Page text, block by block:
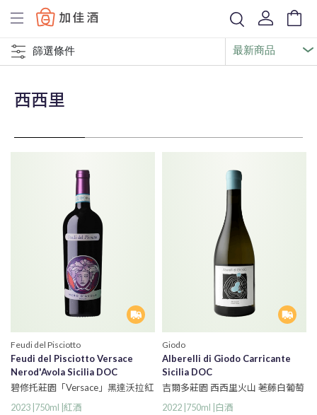
Baccus
篩選條件
西西里
Feudi del Pisciotto
Feudi del Pisciotto Versace
Nerod'Avola Sicilia DOC
碧修托莊園「Versace」黑達沃拉紅
葡萄酒
2023 |750ml |紅酒
Giodo
Alberelli di Giodo Carricante
Sicilia DOC
吉爾多莊園 西西里火山 荖藤白葡萄
2022 |750ml |白酒